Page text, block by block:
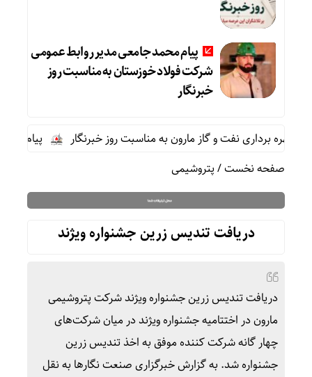
پیام محمد جامعی مدیر روابط عمومی
شرکت فولاد خوزستان به مناسبت روز
خبرنگار
برداری نفت و گاز مارون به مناسبت روز خبرنگار
پیام محمد
صفحه نخست/پتروشیمی
دریافت تندیس زرین جشنواره ویژند
دریافت تندیس زرین جشنواره ویژند شرکت پتروشیمی
مارون در اختتامیه جشنواره ویژند در میان شرکت‌های
چهار گانه شرکت کننده موفق به اخذ تندیس زرین
جشنواره شد. به گزارش خبرگزاری صنعت نگارها به نقل